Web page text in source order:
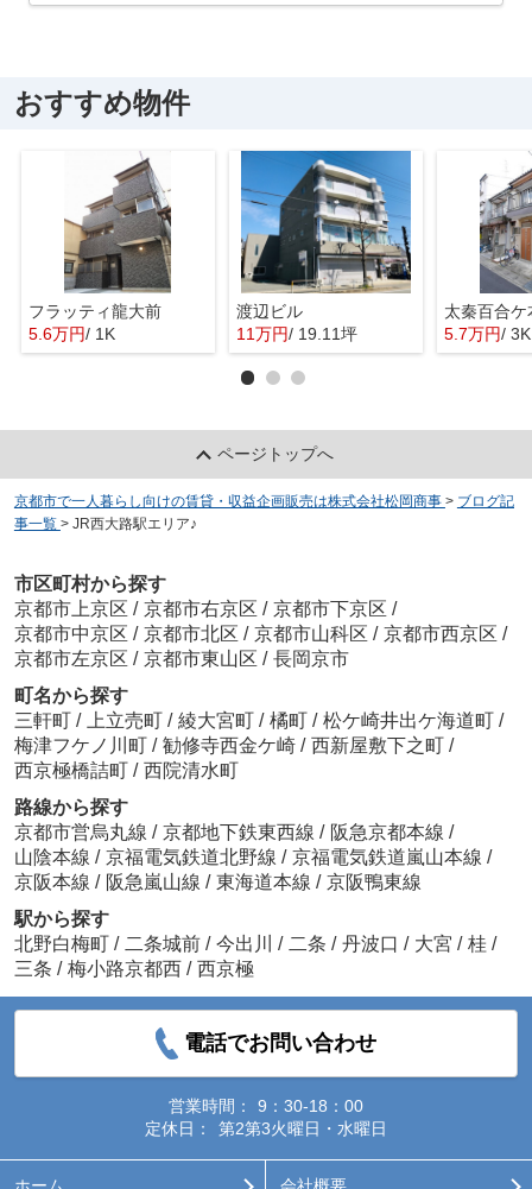
おすすめ物件
フラッティ龍大前
5.6万円/ 1K
渡辺ビル
11万円/ 19.11坪
太秦百合ケ
5.7万円/ 3K
ページトップへ
京都市で一人暮らし向けの賃貸・収益企画販売は株式会社松岡商事 > ブログ記
事一覧 > JR西大路駅エリア♪
市区町村から探す
京都市上京区 / 京都市右京区 / 京都市下京区 /
京都市中京区 / 京都市北区 / 京都市山科区 / 京都市西京区 /
京都市左京区 / 京都市東山区 / 長岡京市
町名から探す
三軒町 / 上立売町 / 綾大宮町 / 橘町 / 松ケ崎井出ケ海道町 /
梅津フケノ川町 / 勧修寺西金ケ崎 / 西新屋敷下之町 /
西京極橋詰町 / 西院清水町
路線から探す
京都市営烏丸線 / 京都地下鉄東西線 / 阪急京都本線 /
山陰本線 / 京福電気鉄道北野線 / 京福電気鉄道嵐山本線 /
京阪本線 / 阪急嵐山線 / 東海道本線 / 京阪鴨東線
駅から探す
北野白梅町 / 二条城前 / 今出川 / 二条 / 丹波口 / 大宮 / 桂 /
三条 / 梅小路京都西 / 西京極
電話でお問い合わせ
営業時間：
9：30-18：00
定休日：
第2第3火曜日・水曜日